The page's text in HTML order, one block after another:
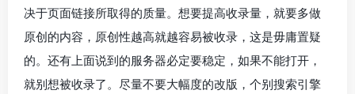
决于页面链接所取得的质量。想要提高收录量，就要多做
原创的内容，原创性越高就越容易被收录，这是毋庸置疑
的。还有上面说到的服务器必定要稳定，如果不能打开，
就别想被收录了。尽量不要大幅度的改版，个别搜索引擎